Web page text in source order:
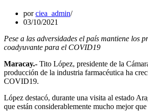
porciea_admin
03/10/2021
Pese a las adversidades el país mantiene los
coadyuvante para el COVID19
Maracay.- Tito López, presidente de la
producción de la industria farmacéutica ha
COVID19.
López destacó, durante una visita al estado
que están considerablemente mucho mejor